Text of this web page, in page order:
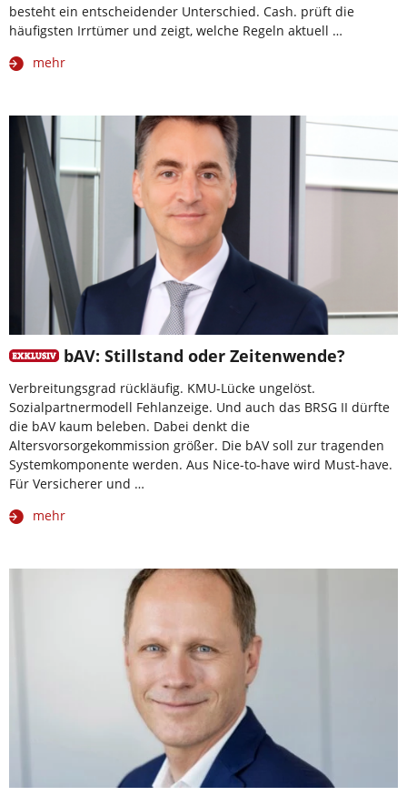
besteht ein entscheidender Unterschied. Cash. prüft die
häufigsten Irrtümer und zeigt, welche Regeln aktuell …
mehr
bAV: Stillstand oder Zeitenwende?
Verbreitungsgrad rückläufig. KMU-Lücke ungelöst.
Sozialpartnermodell Fehlanzeige. Und auch das BRSG II dürfte
die bAV kaum beleben. Dabei denkt die
Altersvorsorgekommission größer. Die bAV soll zur tragenden
Systemkomponente werden. Aus Nice-to-have wird Must-have.
Für Versicherer und …
mehr